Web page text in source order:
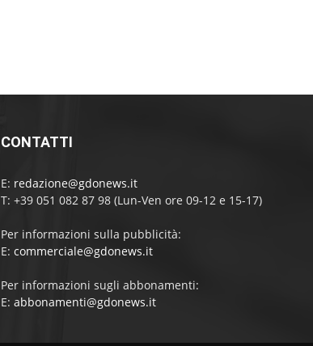
CONTATTI
E: redazione@gdonews.it
T: +39 051 082 87 98 (Lun-Ven ore 09-12 e 15-17)
Per informazioni sulla pubblicità:
E: commerciale@gdonews.it
Per informazioni sugli abbonamenti:
E: abbonamenti@gdonews.it